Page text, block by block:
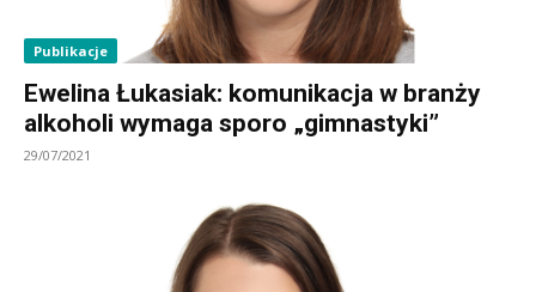
Publikacje
Ewelina Łukasiak: komunikacja w branży
alkoholi wymaga sporo „gimnastyki”
29/07/2021